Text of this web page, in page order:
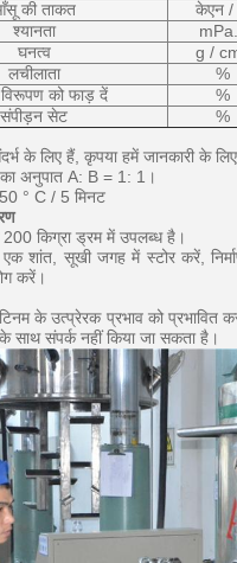
की ताकत
केएन /
श्यानता
घनत्व
g /
लचीलाता
%
विरूपण को फाड़ दें
%
संपीड़न सेट
%
के लिए हैं, कृपया हमें जानकारी के
अनुपात A: B = 1: 1।
° C / 5 मिनट
200 किग्रा ड्रम में उपलब्ध है।
शांत, सूखी जगह में स्टोर करें,
करें।
के उत्प्रेरक प्रभाव को प्रभावित
साथ संपर्क नहीं किया जा सकता है।